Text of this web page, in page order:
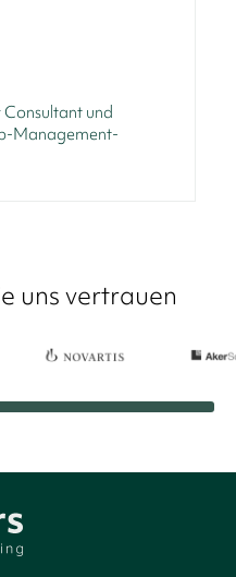
und
Management-
uns vertrauen